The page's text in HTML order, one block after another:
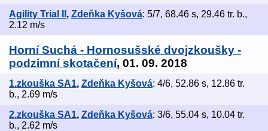
Agility Trial II , Zdeňka Kyšová: 5/7, 68.46 s, 29.46 tr. b.,
2.12 m/s
Horní Suchá - Hornosušské dvojzkoušky -
podzimní skotačení, 01. 09. 2018
1.zkouška SA1, Zdeňka Kyšová: 4/6, 52.86 s, 12.86 tr.
b., 2.69 m/s
2.zkouška SA1, Zdeňka Kyšová: 3/6, 55.04 s, 10.04 tr.
b., 2.62 m/s